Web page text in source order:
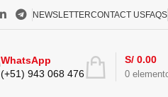
NEWSLETTERCONTACT USFAQS
WhatsApp
(+51) 943 068 476
0
S/ 0.00